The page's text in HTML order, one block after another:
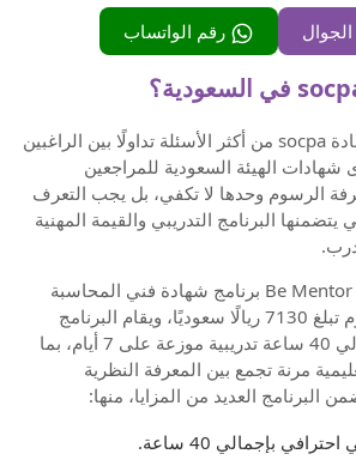
رقم الواتساب
يعد سؤال كم سعر شهادة socpa من أكثر الأسئلة تداولًا بين الراغبين
الهيئة السعودية للمراجعين
الرسوم وحدها لا تكفي، بل يجب التعرف
البرنامج التدريبي والقيمة المهنية
وتقدم منصة كن ملهمًا Be Mentor برنامج شهادة فني المحاسبة
(CAT – SOCPA) برسوم تبلغ 7130 ريالًا سعوديًا، ويقام البرنامج
بالكامل عن بعد، بإجمالي 40 ساعة تدريبية موزعة على 7 أيام، بما
مرنة تجمع بين المعرفة النظرية
البرنامج العديد من المزايا، منها:
بإجمالي 40 ساعة.